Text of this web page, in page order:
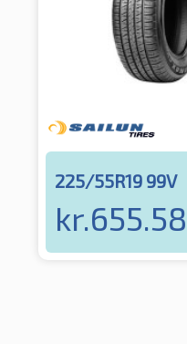
225/55R19 99V
kr.655.58